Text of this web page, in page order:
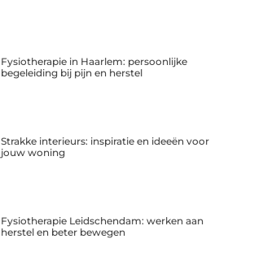
Fysiotherapie in Haarlem: persoonlijke
begeleiding bij pijn en herstel
Strakke interieurs: inspiratie en ideeën voor
jouw woning
Fysiotherapie Leidschendam: werken aan
herstel en beter bewegen